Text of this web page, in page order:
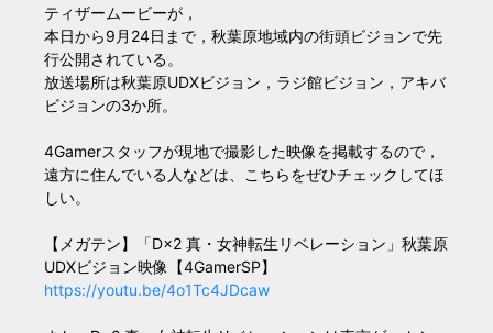
ティザームービーが，
本日から9月24日まで，秋葉原地域内の街頭ビジョンで先
行公開されている。
放送場所は秋葉原UDXビジョン，ラジ館ビジョン，アキバ
ビジョンの3か所。
4Gamerスタッフが現地で撮影した映像を掲載するので，
遠方に住んでいる人などは、こちらをぜひチェックしてほ
しい。
【メガテン】「D×2 真・女神転生リベレーション」秋葉原
UDXビジョン映像【4GamerSP】
https://youtu.be/4o1Tc4JDcaw